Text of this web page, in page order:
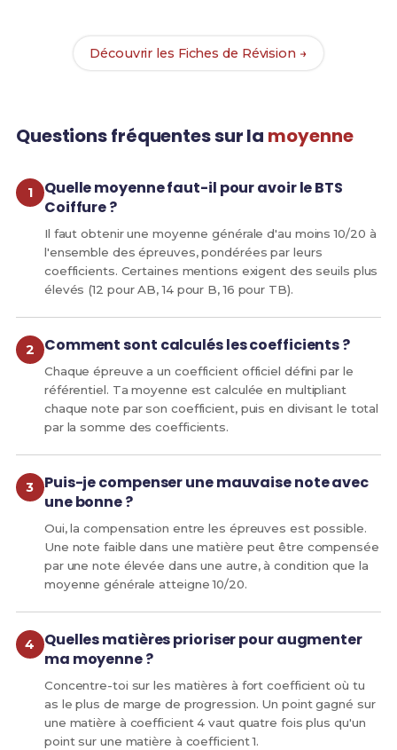
Découvrir les Fiches de Révision →
Questions fréquentes sur la moyenne
Quelle moyenne faut-il pour avoir le BTS
Coiffure ?
Il faut obtenir une moyenne générale d'au moins 10/20 à
l'ensemble des épreuves, pondérées par leurs
coefficients. Certaines mentions exigent des seuils plus
élevés (12 pour AB, 14 pour B, 16 pour TB).
Comment sont calculés les coefficients ?
Chaque épreuve a un coefficient officiel défini par le
référentiel. Ta moyenne est calculée en multipliant
chaque note par son coefficient, puis en divisant le total
par la somme des coefficients.
Puis-je compenser une mauvaise note avec
une bonne ?
Oui, la compensation entre les épreuves est possible.
Une note faible dans une matière peut être compensée
par une note élevée dans une autre, à condition que la
moyenne générale atteigne 10/20.
Quelles matières prioriser pour augmenter
ma moyenne ?
Concentre-toi sur les matières à fort coefficient où tu
as le plus de marge de progression. Un point gagné sur
une matière à coefficient 4 vaut quatre fois plus qu'un
point sur une matière à coefficient 1.